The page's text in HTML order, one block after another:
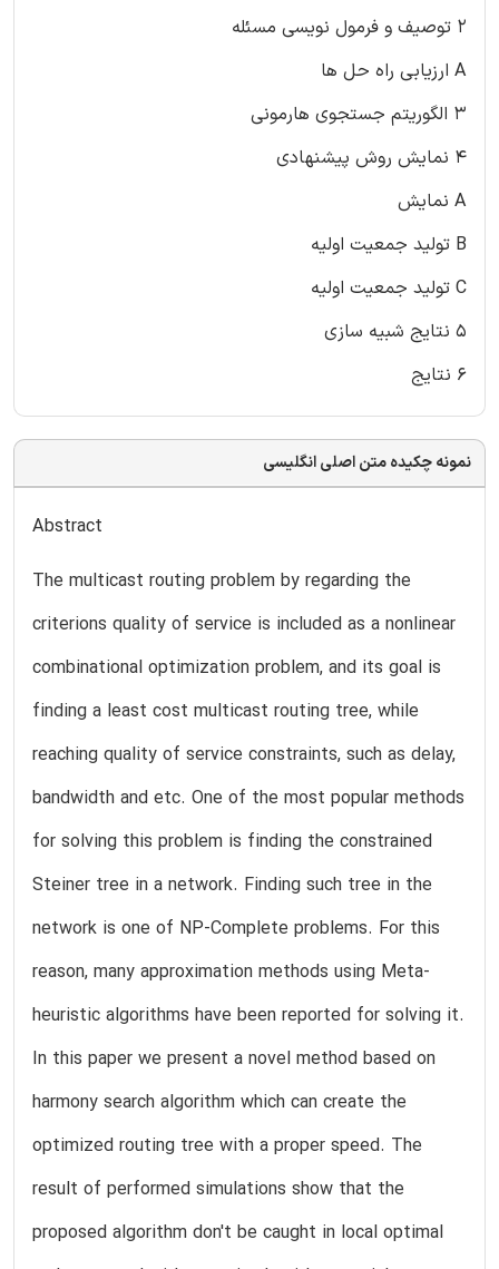
۲ توصیف و فرمول نویسی مسئله
A ارزیابی راه حل ها
۳ الگوریتم جستجوی هارمونی
۴ نمایش روش پیشنهادی
A نمایش
B تولید جمعیت اولیه
C تولید جمعیت اولیه
۵ نتایج شبیه سازی
۶ نتایج
نمونه چکیده متن اصلی انگلیسی
Abstract
The multicast routing problem by regarding the
criterions quality of service is included as a nonlinear
combinational optimization problem, and its goal is
finding a least cost multicast routing tree, while
reaching quality of service constraints, such as delay,
bandwidth and etc. One of the most popular methods
for solving this problem is finding the constrained
Steiner tree in a network. Finding such tree in the
network is one of NP-Complete problems. For this
reason, many approximation methods using Meta-
heuristic algorithms have been reported for solving it.
In this paper we present a novel method based on
harmony search algorithm which can create the
optimized routing tree with a proper speed. The
result of performed simulations show that the
proposed algorithm don't be caught in local optimal